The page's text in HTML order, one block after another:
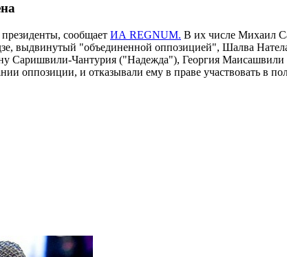
сообщает ИА REGNUM. В их числе Михаил
выдвинутый "объединенной оппозицией", Шалва
Саришвили-Чантурия ("Надежда"), Георгия
оппозиции, и отказывали ему в праве участвовать в